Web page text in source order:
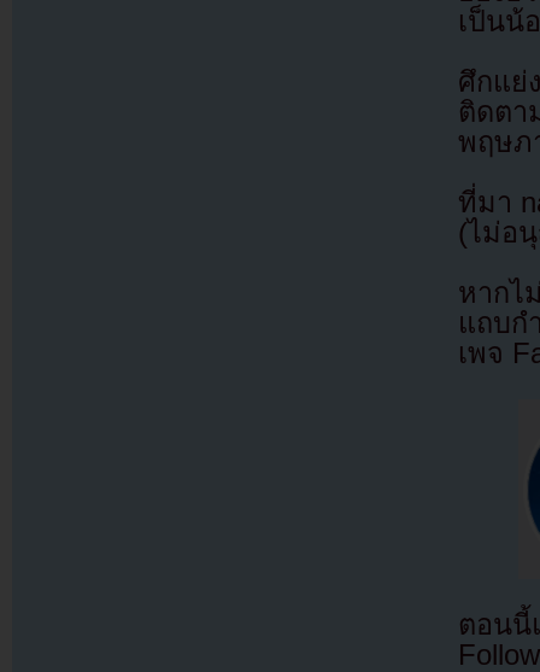
เป็นน้
ศึกแย่
ติดต
พฤษภ
ที่มา
(ไม่อ
หากไ
แถบก
เพจ
ตอนนี้